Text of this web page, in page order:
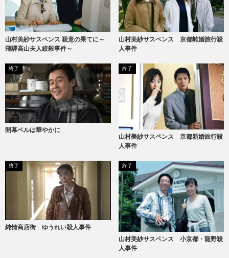
山村美紗サスペンス 殺意の果てに～
飛騨高山夫人絞殺事件～
山村美紗サスペンス 京都離婚旅行殺
人事件
終了
開幕ベルは華やかに
終了
山村美紗サスペンス 京都新婚旅行殺
人事件
終了
純情商店街 ゆうれい殺人事件
終了
山村美紗サスペンス 小京都・龍野殺
人事件